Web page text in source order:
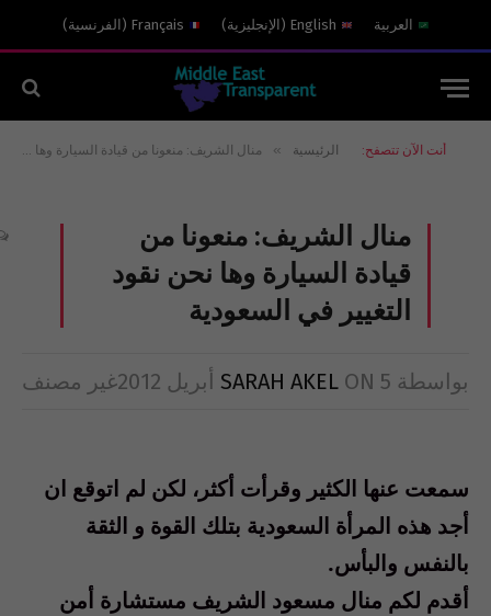
العربية English
( الإنجليزية)
Français
( الفرنسية)
أنت الآن تتصفح: الرئيسية » منال الشريف: منعونا من قيادة السيارة وها نحن نقود التغيير في السعودية
منال الشريف: منعونا من
قيادة السيارة وها نحن نقود
التغيير في السعودية
بواسطة SARAH AKEL ON 5 أبريل 2012 غير مصنف
سمعت عنها الكثير وقرأت أكثر، لكن لم اتوقع ان
أجد هذه المرأة السعودية بتلك القوة و الثقة
بالنفس والبأس.
أقدم لكم منال مسعود الشريف مستشارة أمن